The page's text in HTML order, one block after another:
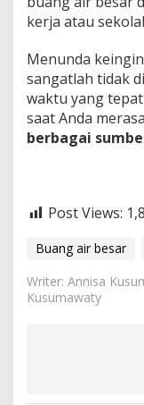
kerja atau
Menunda
sangatlah tidak
waktu yang
saat Anda
berbagai
Post Views:
Buang air besar
Writer: Annisa
Kusumawaty